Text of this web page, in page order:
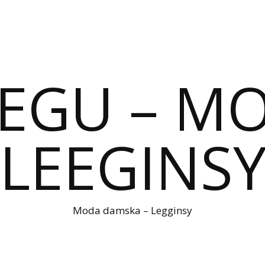
–
Moda damska – Legginsy